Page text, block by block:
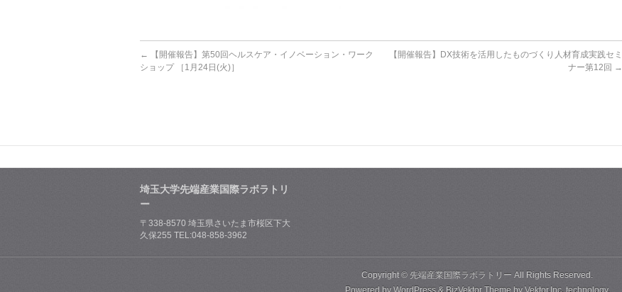
←
【開催報告】第50回ヘルスケア・イノベーション・ワーク
ショップ ［1月24日(火)］
【開催報告】DX技術を活用したものづくり人材育成実践セミ
ナー第12回 →
埼玉大学先端産業国際ラボラトリ
ー
〒338-8570 埼玉県さいたま市桜区下大
久保255 TEL:048-858-3962
Copyright © 先端産業国際ラボラトリー All Rights Reserved.
Powered by WordPress& BizVektor Theme by Vektor,Inc. technology.